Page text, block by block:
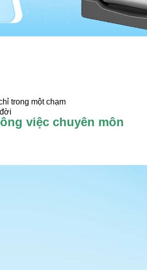
trong một chạm
việc chuyên môn